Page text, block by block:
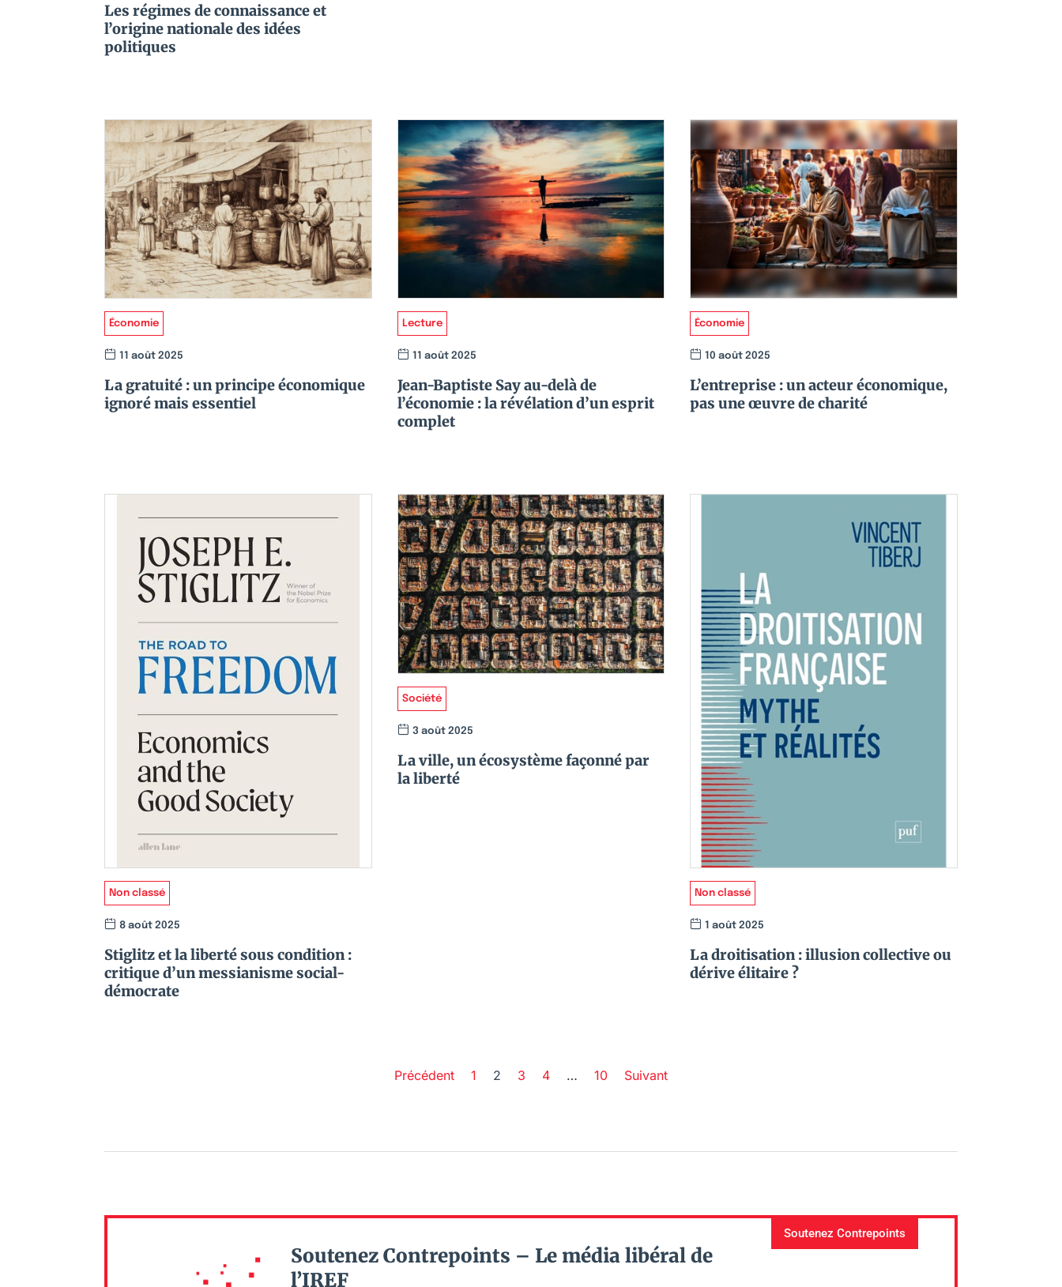
Les régimes de connaissance et
l’origine nationale des idées
politiques
Économie
11 août 2025
La gratuité : un principe économique
ignoré mais essentiel
Lecture
11 août 2025
Jean-Baptiste Say au-delà de
l’économie : la révélation d’un esprit
complet
Économie
10 août 2025
L’entreprise : un acteur économique,
pas une œuvre de charité
Non classé
8 août 2025
Stiglitz et la liberté sous condition :
critique d’un messianisme social-
démocrate
Société
3 août 2025
La ville, un écosystème façonné par
la liberté
Non classé
1 août 2025
La droitisation : illusion collective ou
dérive élitaire ?
Précédent 1 2 3 4 … 10 Suivant
Soutenez Contrepoints – Le média libéral de
l’IREF
Soutenez Contrepoints